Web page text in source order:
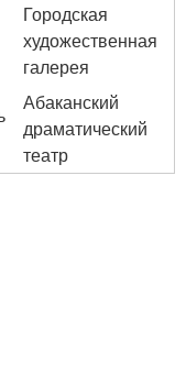
Городская
художественная
галерея
Абаканский
драматический
театр